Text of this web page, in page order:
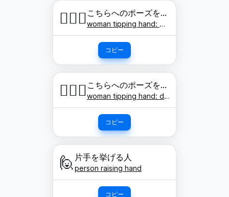
💁🏾‍♀️ こちらへのポーズをする女性: やや濃い肌色
woman tipping hand: medium-dark skin tone
コピー
💁🏿‍♀️ こちらへのポーズをする女性: 濃い肌色
woman tipping hand: dark skin tone
コピー
🙋 片手を挙げる人
person raising hand
コピー